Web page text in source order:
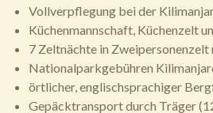
Vollverpflegung bei der
Küchenmannschaft, Küchenzelt
7 Zeltnächte in
Nationalparkgebühren
örtlicher, englischsprachiger
Gepäcktransport durch Träger